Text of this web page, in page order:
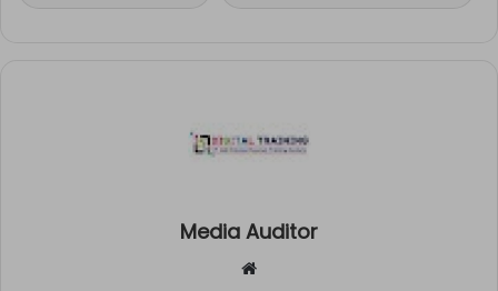
Media Auditor
Website